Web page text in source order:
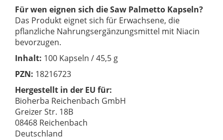
Für wen eignen sich die Saw Palmetto Kapseln?
Das Produkt eignet sich für Erwachsene, die
pflanzliche Nahrungsergänzungsmittel mit Niacin
bevorzugen.
Inhalt: 100 Kapseln / 45,5 g
PZN: 18216723
Hergestellt in der EU für:
Bioherba Reichenbach GmbH
Greizer Str. 18B
08468 Reichenbach
Deutschland